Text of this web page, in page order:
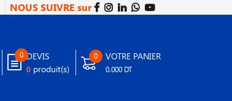
NOUS SUIVRE sur
0 DEVIS
0 produit(s)
0 VOTRE PANIER
0.000 DT